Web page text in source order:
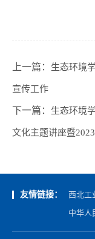
上一篇： 生态环境
宣传工作
下一篇： 生态环境
文化主题讲座暨
友情链接： 西北工
中华人